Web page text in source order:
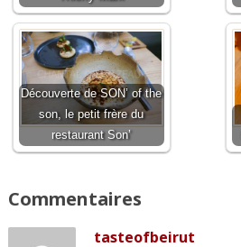
Découverte de SON’ of the
son, le petit frère du
restaurant Son’
Commentaires
tasteofbeirut